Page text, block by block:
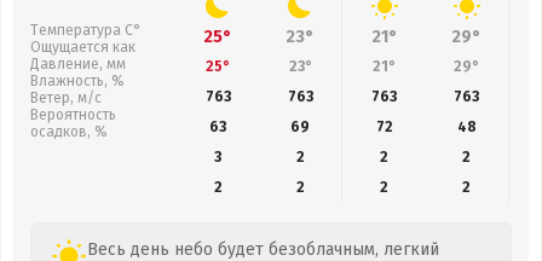
Температура С°
Ощущается как
Давление, мм
Влажность, %
Ветер, м/с
Вероятность
осадков, %
25° 23° 21° 29°
25° 23° 21° 29°
763
763 763 763
63
69 72 48
3
2 2
2
2
2 2 2
Весь день небо будет безоблачным, легкий